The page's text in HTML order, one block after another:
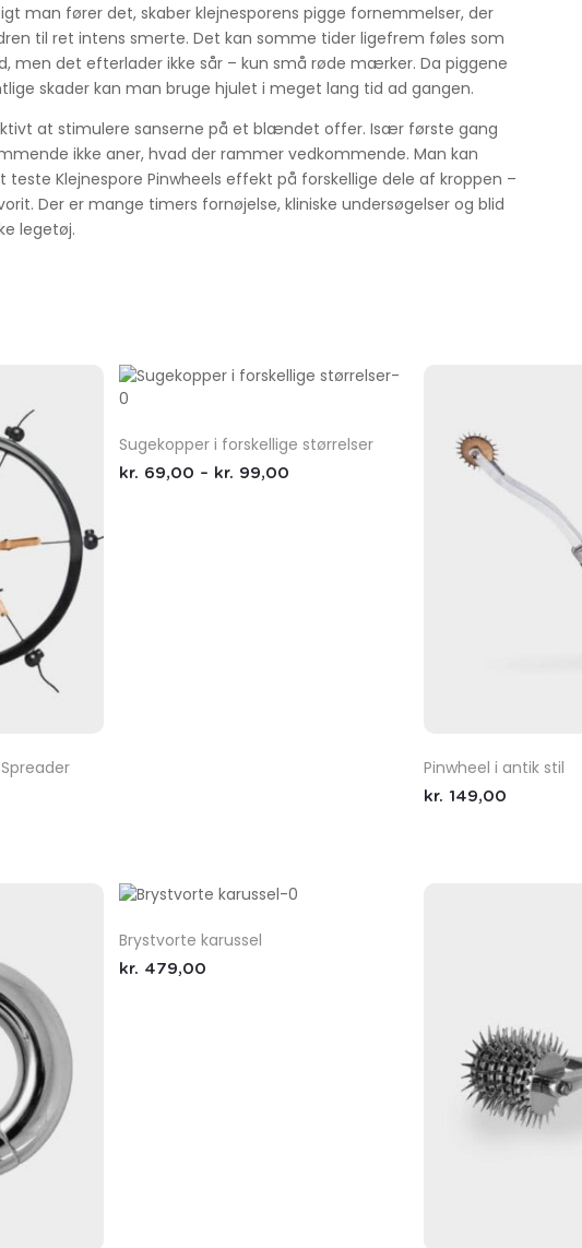
man fører det, skaber klejnesporens pigge fornemmelser, der
til ret intens smerte. Det kan somme tider ligefrem føles som
men det efterlader ikke sår – kun små røde mærker. Da piggene
skader kan man bruge hjulet i meget lang tid ad gangen.
at stimulere sanserne på et blændet offer. Især første gang
ikke aner, hvad der rammer vedkommende. Man kan
Klejnespore Pinwheels effekt på forskellige dele af kroppen –
Der er mange timers fornøjelse, kliniske undersøgelser og blid
legetøj.
Sugekopper i forskellige størrelser
kr. 69,00 – kr. 99,00
Pinwheel i antik stil
kr. 149,00
Brystvorte karussel
kr. 479,00